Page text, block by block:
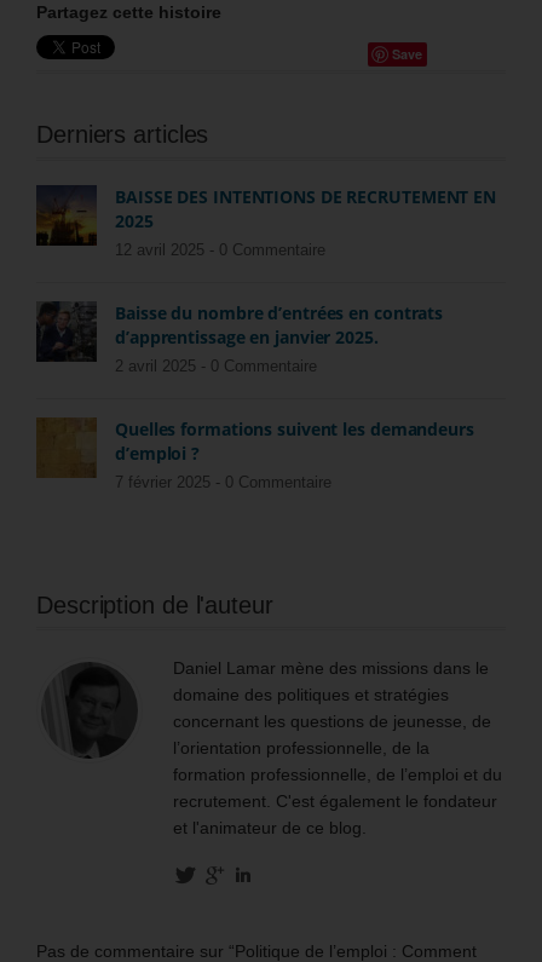
Partagez cette histoire
Save
Derniers articles
BAISSE DES INTENTIONS DE RECRUTEMENT EN
2025
12 avril 2025 - 0 Commentaire
Baisse du nombre d’entrées en contrats
d’apprentissage en janvier 2025.
2 avril 2025 - 0 Commentaire
Quelles formations suivent les demandeurs
d’emploi ?
7 février 2025 - 0 Commentaire
Description de l'auteur
Daniel Lamar mène des missions dans le
domaine des politiques et stratégies
concernant les questions de jeunesse, de
l’orientation professionnelle, de la
formation professionnelle, de l’emploi et du
recrutement. C'est également le fondateur
et l'animateur de ce blog.
Pas de commentaire sur “Politique de l’emploi : Comment